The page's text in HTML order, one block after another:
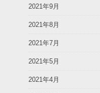
2021年9月
2021年8月
2021年7月
2021年5月
2021年4月